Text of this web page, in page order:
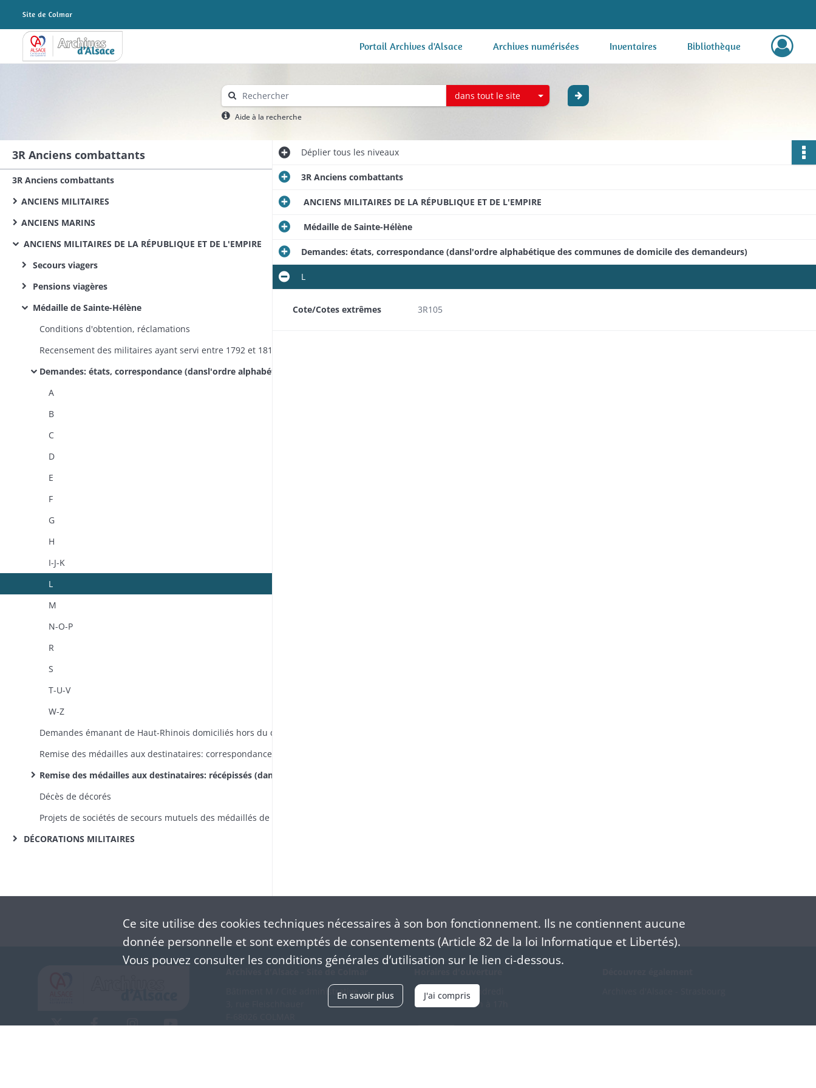
Archives Alsace - Colmar Portail Archives d'Alsace Archives numérisées Inventaires Bibliothèque
dans tout le site
Aide à la recherche
3R Anciens combattants
3R Anciens combattants
ANCIENS MILITAIRES
ANCIENS MARINS
ANCIENS MILITAIRES DE LA RÉPUBLIQUE ET DE L'EMPIRE
Secours viagers
Pensions viagères
Médaille de Sainte-Hélène
Conditions d'obtention, réclamations
Demandes: états, correspondance (dansl'ordre alphabétique des communes de domicile des demandeurs)
A
B
C
D
E
F
G
H
I-J-K
L
M
N-O-P
R
S
T-U-V
W-Z
Remise des médailles aux destinataires: correspondance
Remise des médailles aux destinataires: récépissés (dans l'ordre alphabétique des noms de famille)
Décès de décorés
DÉCORATIONS MILITAIRES
Dépliertous les niveaux
3R Anciens combattants
ANCIENS MILITAIRES DE LA RÉPUBLIQUE ET DE L'EMPIRE
Médaille de Sainte-Hélène
Demandes: états, correspondance (dansl'ordre alphabétique des communes de domicile des demandeurs)
L
Cote/Cotes extrêmes 3R105
Bâtiment M / Cité administrative
(+33) 3 89 21 97 00
Du mardi au vendredi
en continu de 9h à 17h
Ce site utilise des cookiestechniques nécessaires à son bon fonctionnement. Ils ne contiennent aucune
donnée personnelle et sont exemptés de consentements (Article 82 de la loi Informatique et Libertés).
Vous pouvez consulter les conditions générales d’utilisation sur le lien ci-dessous.
En savoir plus J'ai compris